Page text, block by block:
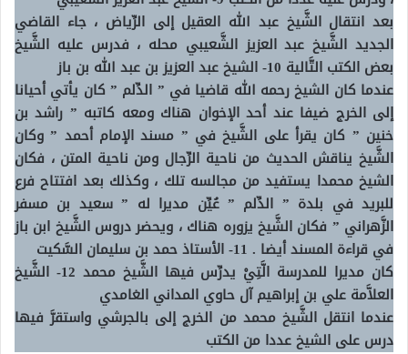
بعد انتقال الشَّيخ عبد الله العقيل إلى الرِّياض ، جاء القاضي
الجديد الشَّيخ عبد العزيز الشَّعيبي محله ، فدرس عليه الشَّيخ
بعض الكتب التَّالية 10- الشيخ عبد العزيز بن عبد الله بن باز
عندما كان الشيخ رحمه الله قاضيا في ” الدِّلم ” كان يأتي أحيانا
إلى الخرج ضيفا عند أحد الإخوان هناك ومعه كاتبه ” راشد بن
خنين ” كان يقرأ على الشَّيخ في ” مسند الإمام أحمد ” وكان
الشَّيخ يناقش الحديث من ناحية الرِّجال ومن ناحية المتن ، فكان
الشيخ محمدا يستفيد من مجالسه تلك ، وكذلك بعد افتتاح فرع
للبريد في بلدة ” الدِّلم ” عُيِّن مديرا له ” سعيد بن مسفر
الزَّهراني ” فكان الشَّيخ يزوره هناك ، ويحضر دروس الشَّيخ ابن باز
في قراءة المسند أيضا . 11- الأستاذ حمد بن سليمان السَّكيت
كان مديرا للمدرسة الَّتِيْ يدرِّس فيها الشَّيخ محمد
12- الشَّيخ
العلاَّمة علي بن إبراهيم آل حاوي المداني الغامدي
عندما انتقل الشَّيخ محمد من الخرج إلى بالجرشي واستقرَّ فيها
درس على الشيخ عددا من الكتب